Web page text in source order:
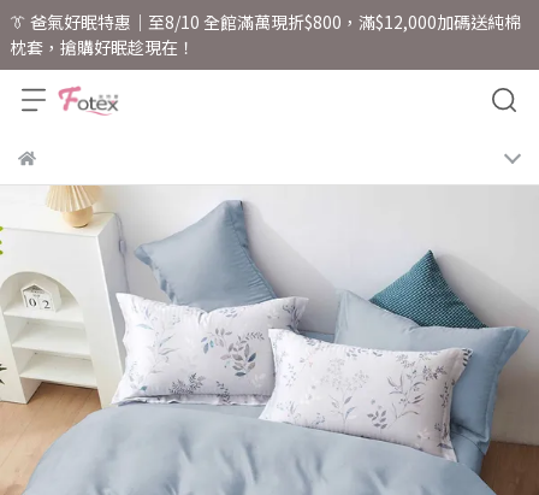
👔 爸氣好眠特惠｜至8/10 全館滿萬現折$800，滿$12,000加碼送純棉
枕套，搶購好眠趁現在！